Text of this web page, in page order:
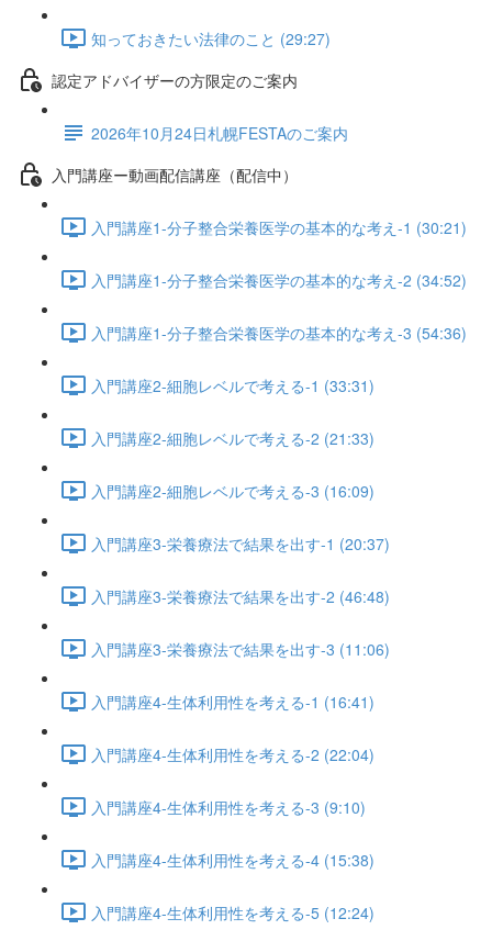
知っておきたい法律のこと (29:27)
認定アドバイザーの方限定のご案内
2026年10月24日札幌FESTAのご案内
入門講座ー動画配信講座（配信中）
入門講座1-分子整合栄養医学の基本的な考え-1 (30:21)
入門講座1-分子整合栄養医学の基本的な考え-2 (34:52)
入門講座1-分子整合栄養医学の基本的な考え-3 (54:36)
入門講座2-細胞レベルで考える-1 (33:31)
入門講座2-細胞レベルで考える-2 (21:33)
入門講座2-細胞レベルで考える-3 (16:09)
入門講座3-栄養療法で結果を出す-1 (20:37)
入門講座3-栄養療法で結果を出す-2 (46:48)
入門講座3-栄養療法で結果を出す-3 (11:06)
入門講座4-生体利用性を考える-1 (16:41)
入門講座4-生体利用性を考える-2 (22:04)
入門講座4-生体利用性を考える-3 (9:10)
入門講座4-生体利用性を考える-4 (15:38)
入門講座4-生体利用性を考える-5 (12:24)